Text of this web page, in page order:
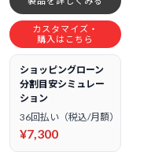
カスタマイズ・
購入はこちら
ショッピングローン
分割目安シミュレー
ション
36回払い（税込/月額）
¥7,300